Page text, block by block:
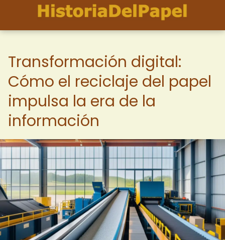
Transformación digital:
Cómo el reciclaje del papel
impulsa la era de la
información